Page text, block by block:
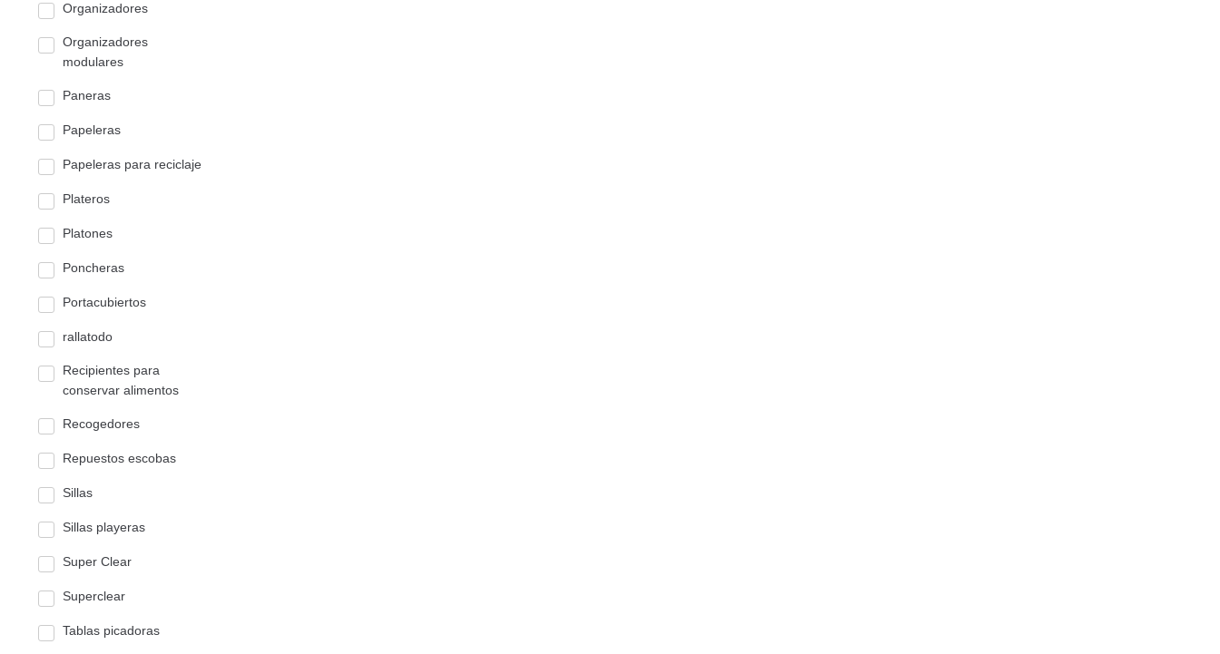
Organizadores
Organizadores
modulares
Paneras
Papeleras
Papeleras para reciclaje
Plateros
Platones
Poncheras
Portacubiertos
rallatodo
Recipientes para
conservar alimentos
Recogedores
Repuestos escobas
Sillas
Sillas playeras
Super Clear
Superclear
Tablas picadoras